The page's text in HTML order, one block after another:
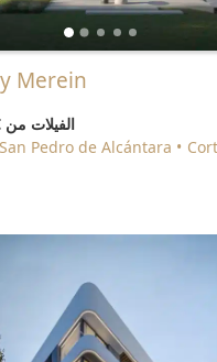
Merein
الفيلات من
San Pedro de Alcántara